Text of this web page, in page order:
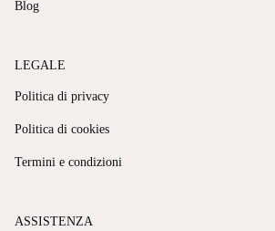
Blog
LEGALE
Politica di privacy
Politica di cookies
Termini e condizioni
ASSISTENZA